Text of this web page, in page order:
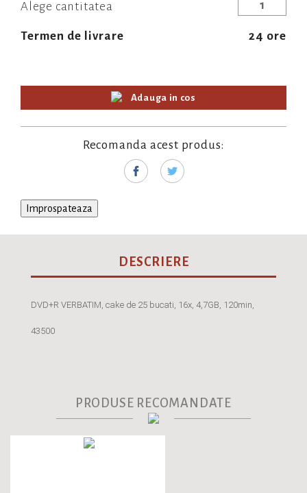
Alege cantitatea
Termen de livrare 24 ore
Adauga in cos
Recomanda acest produs:
DESCRIERE
DVD+R VERBATIM, cake de 25 bucati, 16x, 4,7GB, 120min,
43500
PRODUSE RECOMANDATE